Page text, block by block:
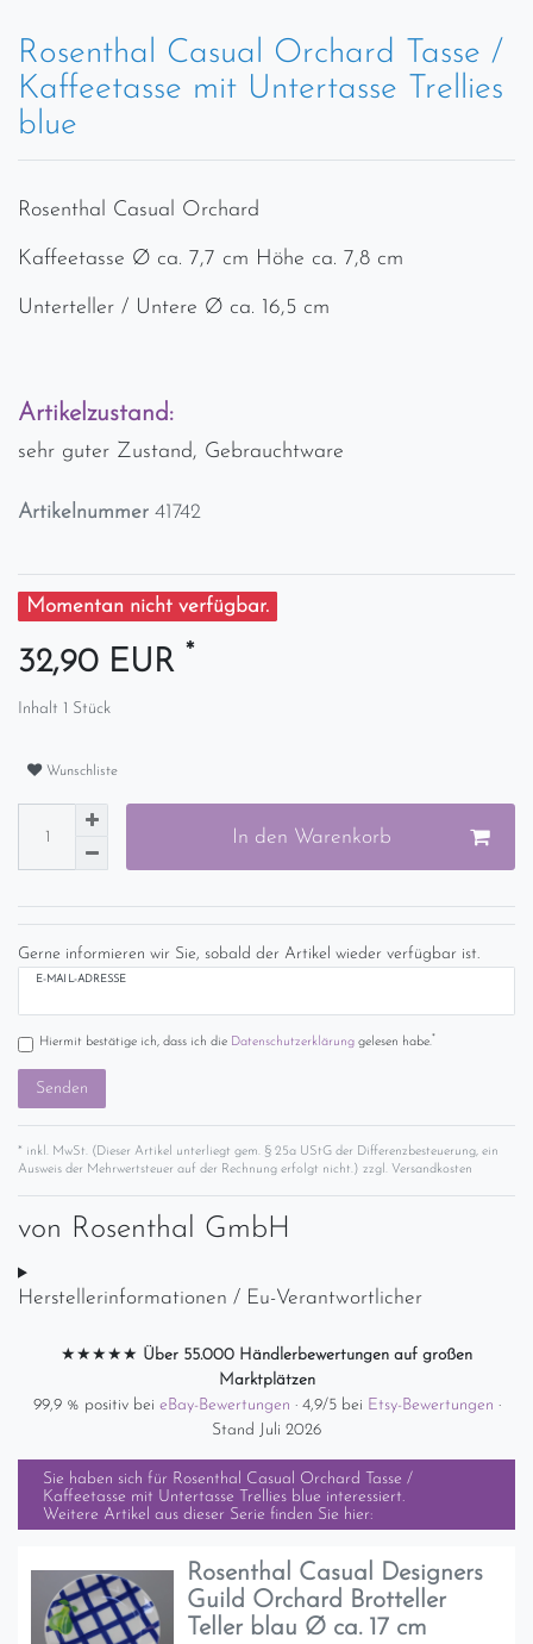
Rosenthal Casual Orchard Tasse /
Kaffeetasse mit Untertasse Trellies
blue
Rosenthal Casual Orchard
Kaffeetasse Ø ca. 7,7 cm Höhe ca. 7,8 cm
Unterteller / Untere Ø ca. 16,5 cm
Artikelzustand:
sehr guter Zustand, Gebrauchtware
Artikelnummer 41742
Momentan nicht verfügbar.
32,90 EUR *
Inhalt 1 Stück
Wunschliste
In den Warenkorb
Gerne informieren wir Sie, sobald der Artikel wieder verfügbar ist.
E-MAIL-ADRESSE
Hiermit bestätige ich, dass ich die Daten­schutz­erklärunggelesen habe.*
Senden
* inkl. MwSt. (Dieser Artikel unterliegt gem. § 25a UStG der Differenzbesteuerung, ein
Ausweis der Mehrwertsteuer auf der Rechnung erfolgt nicht.) zzgl. Versandkosten
von Rosenthal GmbH
Herstellerinformationen / Eu-Verantwortlicher
★★★★★ Über 55.000 Händlerbewertungen auf großen
Marktplätzen
99,9 % positiv bei eBay-Bewertungen · 4,9/5 bei Etsy-Bewertungen ·
Stand Juli 2026
Sie haben sich für Rosenthal Casual Orchard Tasse /
Kaffeetasse mit Untertasse Trellies blue interessiert.
Weitere Artikel aus dieser Serie finden Sie hier:
Rosenthal Casual Designers
Guild Orchard Brotteller
Teller blau Ø ca. 17 cm